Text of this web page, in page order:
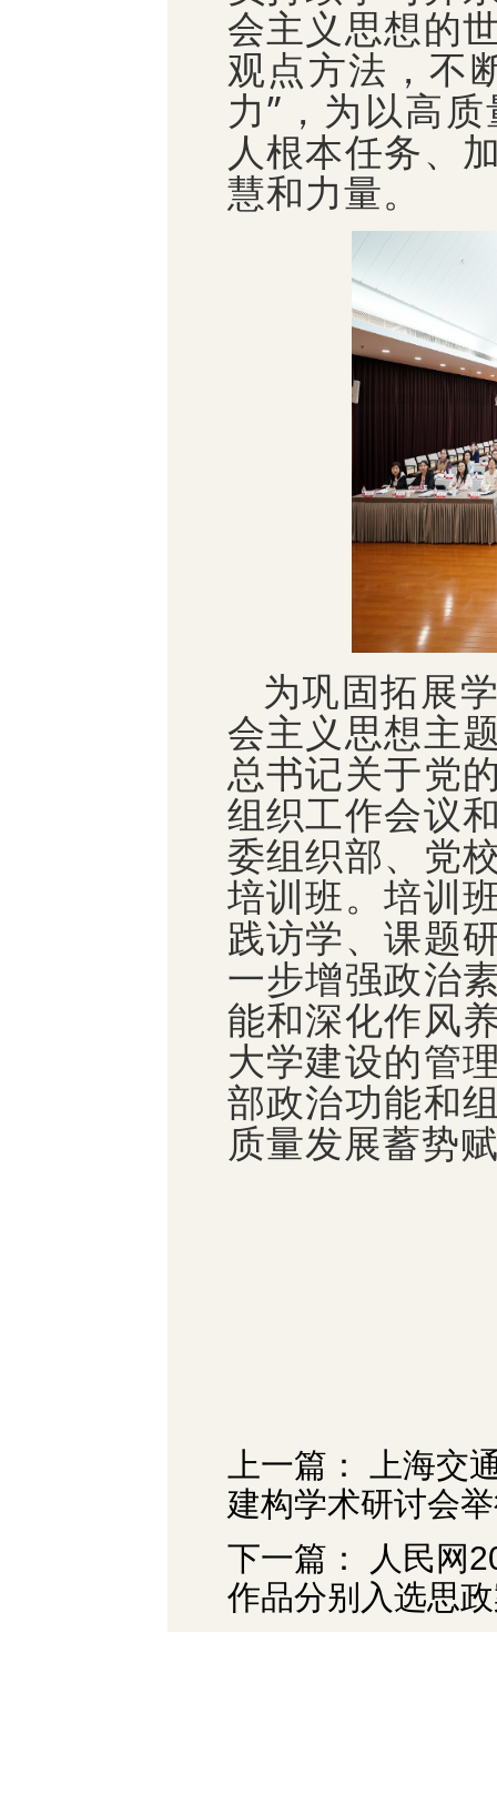
会主义思想的
观点方法，不
力”，为以高
人根本任务、
慧和力量。
为巩固拓展
会主义思想主
总书记关于党
组织工作会议
委组织部、党
培训班。培训
践访学、课题
一步增强政治
能和深化作风
大学建设的管
部政治功能和
质量发展蓄势
上一篇： 上海交
建构学术研讨会
下一篇： 人民网
作品分别入选思